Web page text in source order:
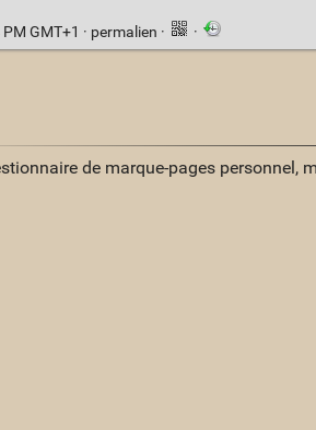
GMT+1 · permalien · ·
de marque-pages personnel,